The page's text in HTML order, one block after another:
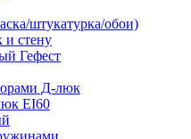
штукатурка/обои)
и стену
Гефест
Д-люк
EI60